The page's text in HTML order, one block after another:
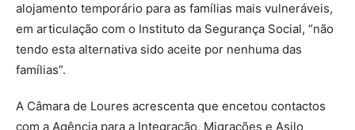
alojamento temporário para as famílias mais vulneráveis,
em articulação com o Instituto da Segurança Social, “não
tendo esta alternativa sido aceite por nenhuma das
famílias”.
A Câmara de Loures acrescenta que encetou contactos
com a Agência para a Integração, Migrações e Asilo